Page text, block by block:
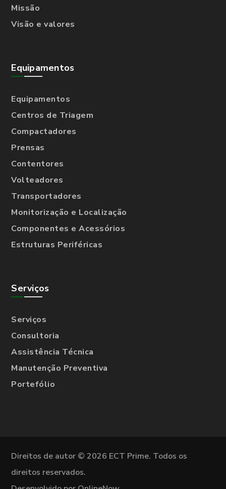
Missão
Visão e valores
Equipamentos
Equipamentos
Centros de Triagem
Compactadores
Prensas
Contentores
Volteadores
Transportadores
Monitorização e Localização
Componentes e Acessórios
Estruturas Periféricas
Serviços
Serviços
Consultoria
Assistência Técnica
Manutenção Preventiva
Portefólio
Direitos de autor © 2026 ECT Prime. Todos os
direitos reservados.